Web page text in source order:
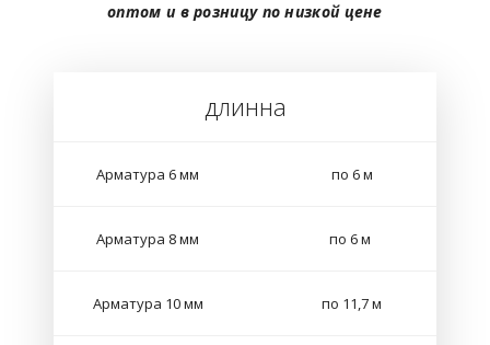
оптом и в розницу по низкой цене
длинна
Арматура 6 мм по 6 м
Арматура 8 мм по 6 м
Арматура 10 мм по 11,7 м